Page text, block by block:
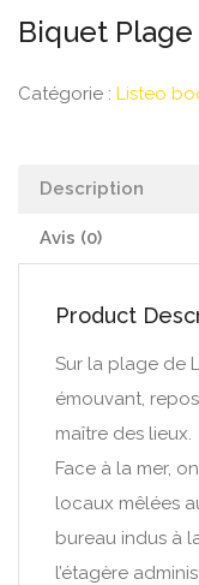
Biquet Plage
Catégorie : Listeo
Description
Avis (0)
Product
Sur la plage de
émouvant,
maître des lieux.
Face à la mer,
locaux mêlées
bureau indus à
l’étagère